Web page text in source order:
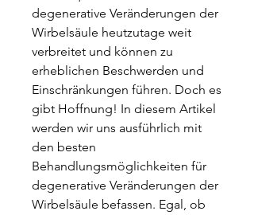
degenerative Veränderungen der
Wirbelsäule heutzutage weit
verbreitet und können zu
erheblichen Beschwerden und
Einschränkungen führen. Doch es
gibt Hoffnung! In diesem Artikel
werden wir uns ausführlich mit
den besten
Behandlungsmöglichkeiten für
degenerative Veränderungen der
Wirbelsäule befassen. Egal, ob